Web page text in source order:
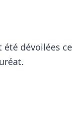
été dévoilées ce